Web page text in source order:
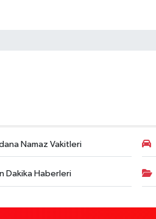
Namaz Vakitleri
Dakika Haberleri